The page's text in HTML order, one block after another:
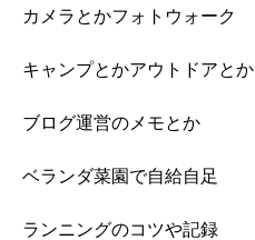
カメラとかフォトウォーク
キャンプとかアウトドアとか
ブログ運営のメモとか
ベランダ菜園で自給自足
ランニングのコツや記録